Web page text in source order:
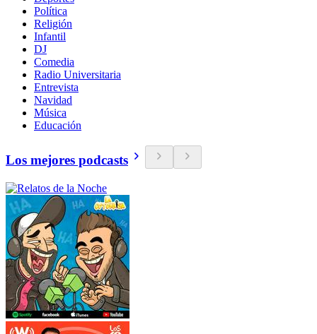
Política
Religión
Infantil
DJ
Comedia
Radio Universitaria
Entrevista
Navidad
Música
Educación
Los mejores podcasts